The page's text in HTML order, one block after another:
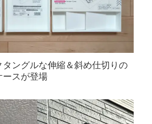
タングルな伸縮＆斜め仕切りの
ースが登場